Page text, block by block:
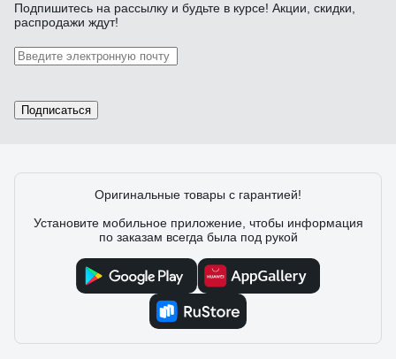
Подпишитесь на рассылку и будьте в курсе! Акции, скидки,
распродажи ждут!
Подписаться
Оригинальные товары с гарантией!
Установите мобильное приложение, чтобы информация
по заказам всегда была под рукой